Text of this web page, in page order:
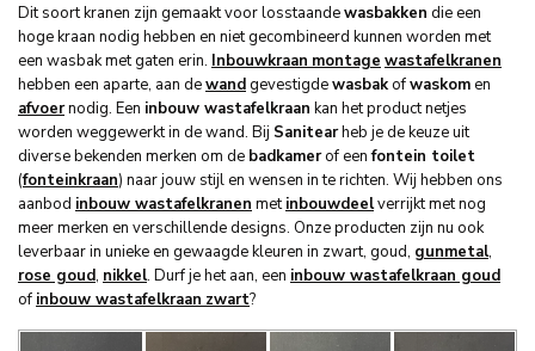
Dit soort kranen zijn gemaakt voor losstaandewasbakken die een
hoge kraan nodig hebben en niet gecombineerd kunnen worden met
een wasbak met gaten erin. Inbouwkraan montage wastafelkranen
hebben een aparte, aan dewandgevestigdewasbakofwaskomen
afvoernodig. Een inbouw wastafelkraan kan het product netjes
worden weggewerkt in de wand. Bij Sanitearheb je de keuze uit
diverse bekenden merken om de badkamerof eenfontein toilet
(fonteinkraan) naar jouw stijl en wensen in te richten. Wij hebben ons
aanbod inbouw wastafelkranen metinbouwdeelverrijkt met nog
meer merken en verschillende designs. Onze producten zijn nu ook
leverbaar in unieke en gewaagde kleuren in zwart, goud, gunmetal,
rose goud, nikkel. Durf je het aan, een inbouw wastafelkraan goud
of inbouw wastafelkraan zwart?